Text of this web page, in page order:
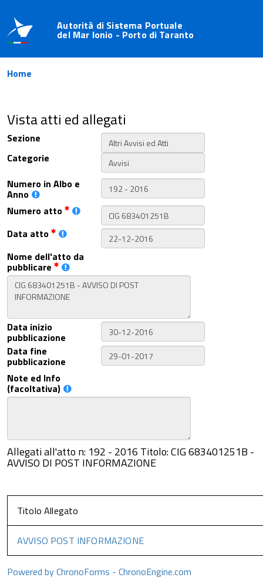
Autorità di Sistema Portuale
del Mar Ionio - Porto di Taranto
Home
Vista atti ed allegati
Sezione
Categorie
Numero in Albo e
Anno
Numero atto
Data atto
Nome dell'atto da
pubblicare
Data inizio
pubblicazione
Data fine
pubblicazione
Note ed Info
(facoltativa)
Allegati all'atto n: 192 - 2016 Titolo: CIG 683401251B -
AVVISO DI POST INFORMAZIONE
Titolo Allegato
AVVISO POST INFORMAZIONE
Powered by ChronoForms - ChronoEngine.com